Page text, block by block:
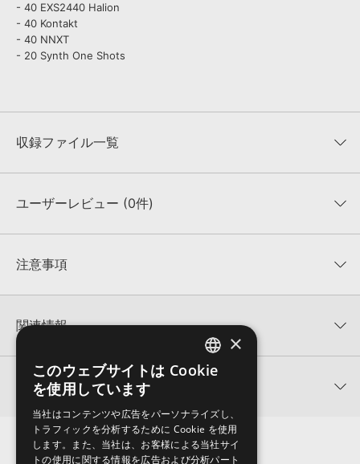
- 40 EXS2440 Halion
- 40 Kontakt
- 40 NNXT
- 20 Synth One Shots
収録ファイル一覧
収録ファイル一覧
ユーザーレビュー (0件)
★★★★★
★5
★2
★1
0%
レビューをもっと見る »
注意事項
KONTAKTフォーマットは、
でお使いいただけます。無償版のKONTAKT PLAYERではお使いい
ただけませんので、ご注意ください。また、「ライブラリ・タブ」
への表示にも対応しておりません。
4GBを超えるデータに関するご注意：
FAT32でフォーマットされた
HDDには、1ファイル4GBを超えるデータを格納することができま
せん。データ容量が4GBを超えるダウンロード製品をご購入いただ
きます際には、NTFSやHFS＋でフォーマットされたHDDをご用意
いただく必要がございます。
関連情報
【Loopmasters】計57ブランドのサンプルパックが30%OFF！サ
マーセール！
PROGRESSIVE TECHNOのサポート情報
関連サポート情報
2022.06.06
Steinberg社「HALion」のプリセット追加方法
ENGLISH
×
このウェブサイトは Cookie
を使用しています
当社はコンテンツや広告をパーソナライズし、
トラフィックを分析するために Cookie を使用
します。また、当社は、お客様による当社サイ
トの使用に関する情報を広告および分析パート